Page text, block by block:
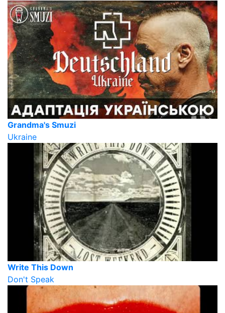
Grandma's Smuzi
Ukraine
Write This Down
Don't Speak